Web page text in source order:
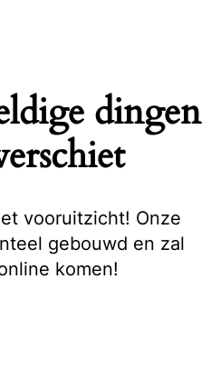
dingen
vooruitzicht! Onze
gebouwd en zal
komen!